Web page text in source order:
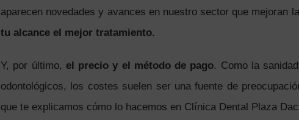
aparecen novedades y avances en nuestro sector que mejoran
tu alcance el mejor tratamiento.
Y, por último, el precio y el método de pago. Como la
odontológicos, los costes suelen ser una fuente de
que te explicamos cómo lo hacemos en Clínica Dental Plaza